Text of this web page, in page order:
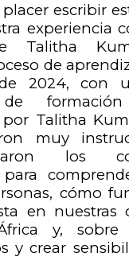
escribir
experiencia
Talitha
de
2024, con
de
Talitha
muy
los
para
cómo
en nuestras
y, sobre
y crear